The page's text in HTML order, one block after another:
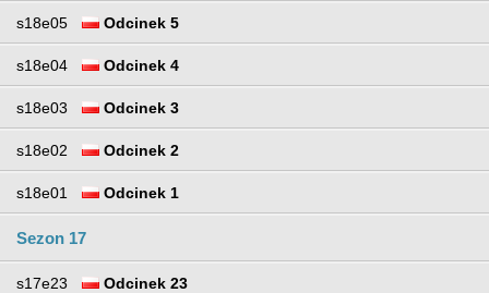
s18e05 Odcinek 5
s18e04 Odcinek 4
s18e03 Odcinek 3
s18e02 Odcinek 2
s18e01 Odcinek 1
Sezon 17
s17e23 Odcinek 23